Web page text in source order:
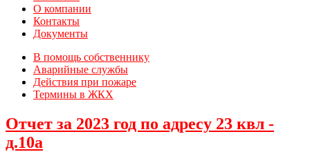
О компании
Контакты
Документы
В помощь собственнику
Аварийные службы
Действия при пожаре
Термины в ЖКХ
Отчет за 2023 год по адресу 23 квл -
д.10a